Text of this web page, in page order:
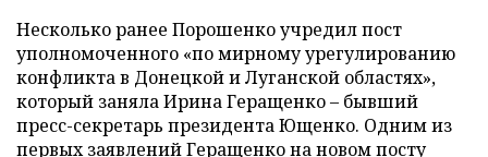
Несколько ранее Порошенко учредил пост
уполномоченного «по мирному урегулированию
конфликта в Донецкой и Луганской областях»,
который заняла Ирина Геращенко – бывший
пресс-секретарь президента Ющенко. Одним из
первых заявлений Геращенко на новом посту